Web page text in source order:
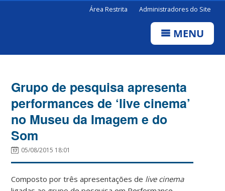
Área Restrita Administradores do Site
MENU
Grupo de pesquisa apresenta
performances de ‘live cinema’
no Museu da Imagem e do
Som
05/08/2015 18:01
Composto por três apresentações de live cinema